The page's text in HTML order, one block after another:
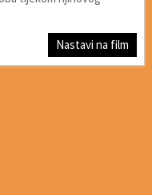
Nastavi na film